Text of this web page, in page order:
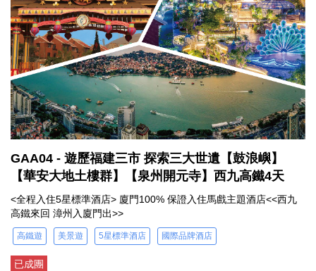
GAA04 - 遊歷福建三市 探索三大世遺【鼓浪嶼】
【華安大地土樓群】【泉州開元寺】西九高鐵4天
<全程入住5星標準酒店> 廈門100% 保證入住馬戲主題酒店<<西九
高鐵來回 漳州入廈門出>>
高鐵遊 美景遊 5星標準酒店 國際品牌酒店
已成團